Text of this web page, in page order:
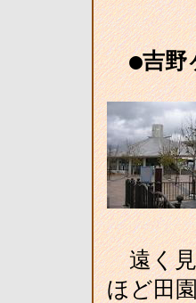
●吉野
遠く見
ほど田